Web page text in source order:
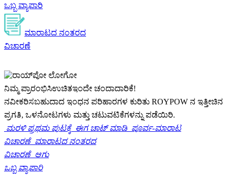
ಒಬ್ಬ ವ್ಯಾಪಾರಿ
ಮಾರಾಟದ ನಂತರದ
ವಿಚಾರಣೆ
ನಿಮ್ಮ ಪ್ರಾರಂಭಿಸಿಉಚಿತಇಂದೇ ಚಂದಾದಾರಿಕೆ!
ನವೀಕರಿಸಬಹುದಾದ ಇಂಧನ ಪರಿಹಾರಗಳ ಕುರಿತು ROYPOW ನ ಇತ್ತೀಚಿನ
ಪ್ರಗತಿ, ಒಳನೋಟಗಳು ಮತ್ತು ಚಟುವಟಿಕೆಗಳನ್ನು ಪಡೆಯಿರಿ.
ಮರಳಿ ಪ್ರಥಮ ಪುಟಕ್ಕೆ ಈಗ ಚಾಟ್ ಮಾಡಿ ಪೂರ್ವ-ಮಾರಾಟ
ವಿಚಾರಣೆ ಮಾರಾಟದ ನಂತರದ
ವಿಚಾರಣೆ ಆಗು
ಒಬ್ಬ ವ್ಯಾಪಾರಿ